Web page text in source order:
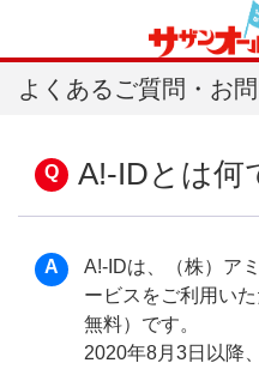
よくあるご質問・お
A!-IDとは何
A!-IDは、（株）ア
ービスをご利用い
無料）です。
2020年8月3日以降